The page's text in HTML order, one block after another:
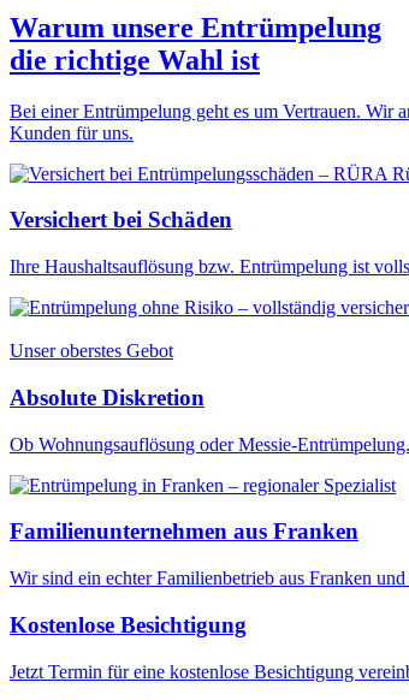
Warum unsere Entrümpelung
die richtige Wahl ist
Bei einer Entrümpelung geht es um Vertrauen. Wir
Kunden für uns.
Versichert bei Schäden
Ihre Haushaltsauflösung bzw. Entrümpelung ist
Unser oberstes Gebot
Absolute Diskretion
Ob Wohnungsauflösung oder Messie-
Familienunternehmen aus Franken
Wir sind ein echter Familienbetrieb aus Franken
Kostenlose Besichtigung
Jetzt Termin für eine kostenlose Besichtigung